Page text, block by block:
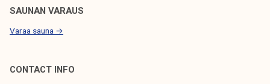
u
e
s
SAUNAN VARAUS
Varaa sauna →
CONTACT INFO